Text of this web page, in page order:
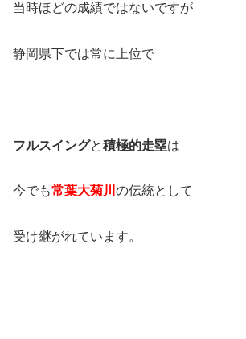
当時ほどの成績ではないですが
静岡県下では常に上位で
フルスイングと積極的走塁は
今でも常葉大菊川 の伝統として
受け継がれています。